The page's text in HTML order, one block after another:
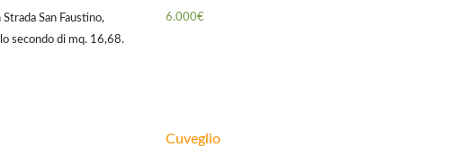
San Faustino,
secondo di mq. 16,68.
di godere di tutti i
6.000€
Cuveglio